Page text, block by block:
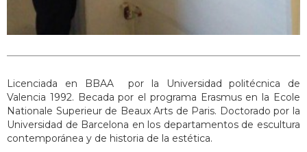
Licenciada en BBAA por la Universidad politécnica de
Valencia 1992. Becada por el programa Erasmus en la Ecole
Nationale Superieur de Beaux Arts de Paris. Doctorado por la
Universidad de Barcelona en los departamentos de escultura
contemporánea y de historia de la estética.